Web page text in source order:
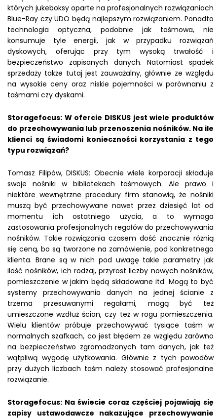
których jukeboksy oparte na profesjonalnych rozwiązaniach
Blue-Ray czy UDO będą najlepszym rozwiązaniem. Ponadto
technologia optyczna, podobnie jak taśmowa, nie
konsumuje tyle energii, jak w przypadku rozwiązań
dyskowych, oferując przy tym wysoką trwałość i
bezpieczeństwo zapisanych danych. Natomiast spadek
sprzedaży także tutaj jest zauważalny, głównie ze względu
na wysokie ceny oraz niskie pojemności w porównaniu z
taśmami czy dyskami.
Storagefocus: W ofercie DISKUS jest wiele produktów
do przechowywania lub przenoszenia nośników. Na ile
klienci są świadomi konieczności korzystania z tego
typu rozwiązań?
Tomasz Filipów, DISKUS: Obecnie wiele korporacji składuje
swoje nośniki w bibliotekach taśmowych. Ale prawo i
niektóre wewnętrzne procedury firm stanowią, że nośniki
muszą być przechowywane nawet przez dziesięć lat od
momentu ich ostatniego użycia, a to wymaga
zastosowania profesjonalnych regałów do przechowywania
nośników. Takie rozwiązania czasem dość znacznie różnią
się ceną, bo są tworzone na zamówienie, pod konkretnego
klienta. Brane są w nich pod uwagę takie parametry jak
ilość nośników, ich rodzaj, przyrost liczby nowych nośników,
pomieszczenie w jakim będą składowane itd. Mogą to być
systemy przechowywania danych na jednej ścianie z
trzema przesuwanymi regałami, mogą być też
umieszczone wzdłuż ścian, czy też w rogu pomieszczenia.
Wielu klientów próbuje przechowywać tysiące taśm w
normalnych szafkach, co jest błędem ze względu zarówno
na bezpieczeństwo zgromadzonych tam danych, jak też
wątpliwą wygodę użytkowania. Głównie z tych powodów
przy dużych liczbach taśm należy stosować profesjonalne
rozwiązanie.
Storagefocus: Na świecie coraz częściej pojawiają się
zapisy ustawodawcze nakazujące przechowywanie